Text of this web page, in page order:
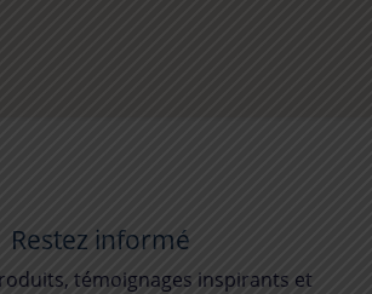
Restez informé
témoignages inspirants et